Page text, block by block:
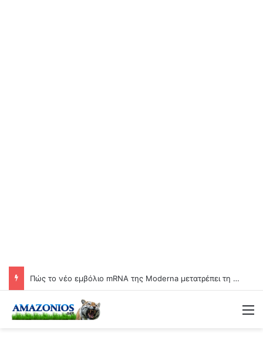
Πώς το νέο εμβόλιο mRNA της Moderna μετατρέπει τη γιαγιά σε βιολογικό όπλο